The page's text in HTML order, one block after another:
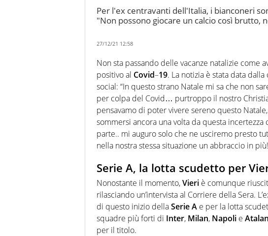
Per l'ex centravanti dell'Italia, i bianconeri
"Non possono giocare un calcio così brutto,
27/12/21 12:58
Non sta passando delle vacanze natalizie come
positivo al Covid–19. La notizia è stata data dalla
social: “In questo strano Natale mi sa che non
per colpa del Covid… purtroppo il nostro
pensavamo di poter vivere sereno questo
sommersi ancora una volta da questa
parte.. mi auguro solo che ne usciremo presto
nella nostra stessa situazione un abbraccio in
Serie A, la lotta scudetto per
Nonostante il momento,Vieri è comunque
rilasciando un’intervista al Corriere della Sera.
di questo inizio dellaSerie A e per la lotta
squadre più forti di Inter, Milan, Napoli e
per il titolo.